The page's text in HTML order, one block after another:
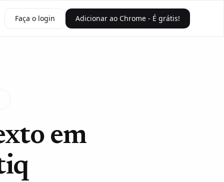
Faça o login Adicionar ao Chrome - É grátis!
em